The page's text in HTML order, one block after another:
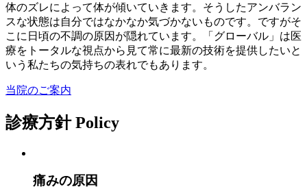
体のズレによって体が傾いていきます。そうしたアンバラン
スな状態は自分ではなかなか気づかないものです。ですがそ
こに日頃の不調の原因が隠れています。「グローバル」は医
療をトータルな視点から見て常に最新の技術を提供したいと
いう私たちの気持ちの表れでもあります。
当院のご案内
診療方針 Policy
痛みの原因